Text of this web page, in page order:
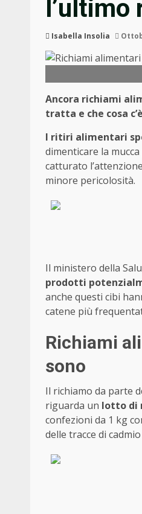
Isabella Insolia
Ancora richiami
tratta e che cosa
I ritiri alimentari
dimenticare la
catturato
minore pericolosità.
Il ministero della
prodotti
anche questi cibi
catene più
Richiami
sono
Il richiamo da parte
riguarda un lotto di
confezioni da 1 kg
delle tracce di